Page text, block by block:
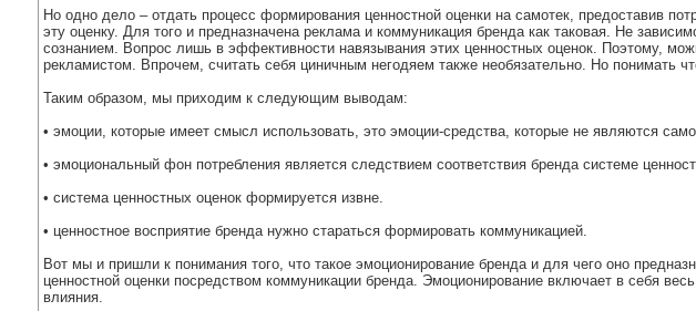
Но одно дело – отдать процесс формирования ценностной оценки на самотек, предоставив
эту оценку. Для того и предназначена реклама и коммуникация бренда как таковая. Не
сознанием. Вопрос лишь в эффективности навязывания этих ценностных оценок. Поэтому,
рекламистом. Впрочем, считать себя циничным негодяем также необязательно. Но понимать
Таким образом, мы приходим к следующим выводам:
• эмоции, которые имеет смысл использовать, это эмоции-средства, которые не являются
• эмоциональный фон потребления является следствием соответствия бренда системе
• система ценностных оценок формируется извне.
• ценностное восприятие бренда нужно стараться формировать коммуникацией.
Вот мы и пришли к понимания того, что такое эмоционирование бренда и для чего оно
ценностной оценки посредством коммуникации бренда. Эмоционирование включает в себя
влияния.